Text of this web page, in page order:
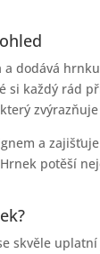
dodává
si každý rád
a
potěší
skvěle